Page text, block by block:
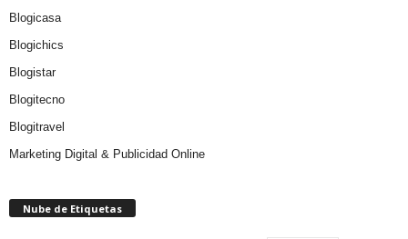
Blogicasa
Blogichics
Blogistar
Blogitecno
Blogitravel
Marketing Digital & Publicidad Online
Nube de Etiquetas